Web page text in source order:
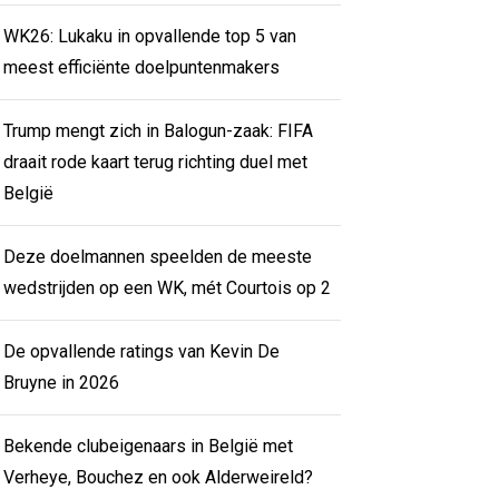
WK26: Lukaku in opvallende top 5 van
meest efficiënte doelpuntenmakers
Trump mengt zich in Balogun-zaak: FIFA
draait rode kaart terug richting duel met
België
Deze doelmannen speelden de meeste
wedstrijden op een WK, mét Courtois op 2
De opvallende ratings van Kevin De
Bruyne in 2026
Bekende clubeigenaars in België met
Verheye, Bouchez en ook Alderweireld?